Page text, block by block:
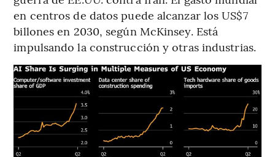
en centros de datos puede alcanzar los US$7
billones en 2030, según McKinsey. Está
impulsando la construcción y otras industrias.